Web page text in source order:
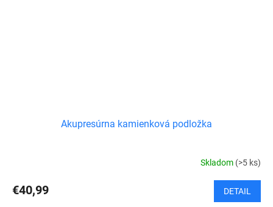
Akupresúrna kamienková podložka
Skladom (>5 ks)
€40,99 DETAIL